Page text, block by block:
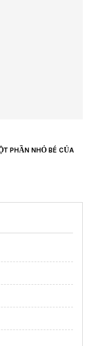
TIM TỈNH THỨC